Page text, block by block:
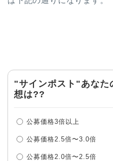
"サインポスト"あなた
想は??
公募価格3倍以上
公募価格2.5倍〜3.0倍
公募価格2.0倍〜2.5倍